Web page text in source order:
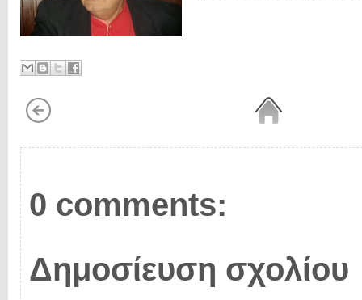
0 comments:
Δημοσίευση σχολίου